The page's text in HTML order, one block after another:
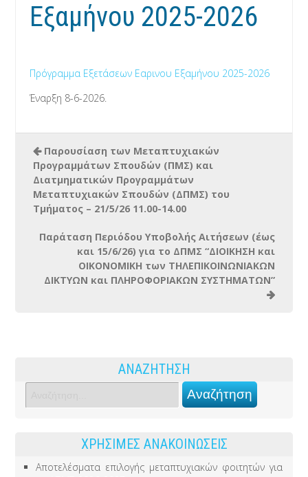
Εξαμήνου 2025-2026
Πρόγραμμα Εξετάσεων Εαρινου Εξαμήνου 2025-2026
Έναρξη 8-6-2026.
Παρουσίαση των Μεταπτυχιακών
Προγραμμάτων Σπουδών (ΠΜΣ) και
Διατμηματικών Προγραμμάτων
Μεταπτυχιακών Σπουδών (ΔΠΜΣ) του
Τμήματος – 21/5/26 11.00-14.00
Παράταση Περιόδου Υποβολής Αιτήσεων (έως
και 15/6/26) για το ΔΠΜΣ “ΔΙΟΙΚΗΣΗ και
ΟΙΚΟΝΟΜΙΚΗ των ΤΗΛΕΠΙΚΟΙΝΩΝΙΑΚΩΝ
ΔΙΚΤΥΩΝ και ΠΛΗΡΟΦΟΡΙΑΚΩΝ ΣΥΣΤΗΜΑΤΩΝ”
ΑΝΑΖΗΤΗΣΗ
ΧΡΗΣΙΜΕΣ ΑΝΑΚΟΙΝΩΣΕΙΣ
Αποτελέσματα επιλογής μεταπτυχιακών φοιτητών για